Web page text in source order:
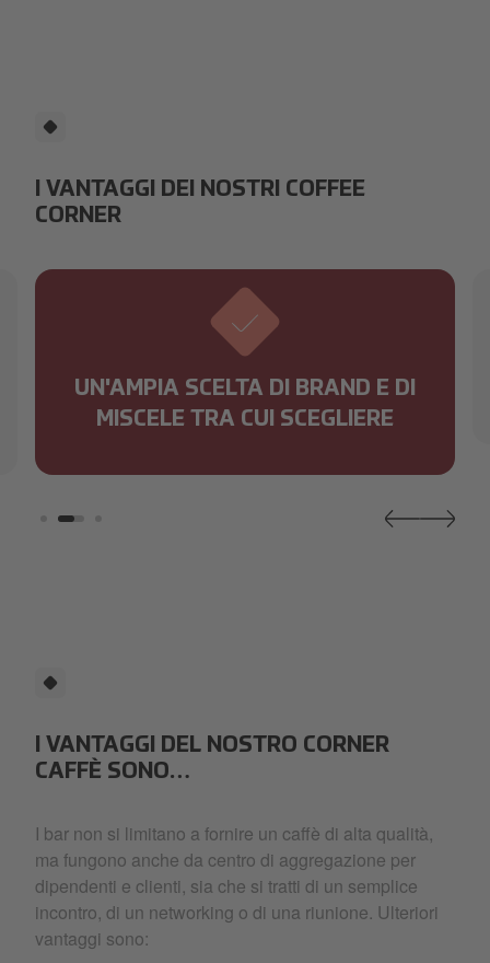
I VANTAGGI DEI NOSTRI COFFEE
CORNER
UN'AMPIA SCELTA DI BRAND E DI
MISCELE TRA CUI SCEGLIERE
I VANTAGGI DEL NOSTRO CORNER
CAFFÈ SONO…
I bar non si limitano a fornire un caffè di alta qualità,
ma fungono anche da centro di aggregazione per
dipendenti e clienti, sia che si tratti di un semplice
incontro, di un networking o di una riunione. Ulteriori
vantaggi sono: